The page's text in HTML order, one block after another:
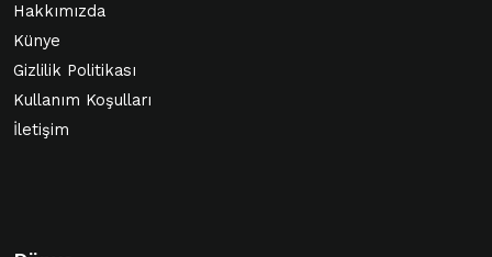
Hakkımızda
Künye
Gizlilik Politikası
Kullanım Koşulları
İletişim